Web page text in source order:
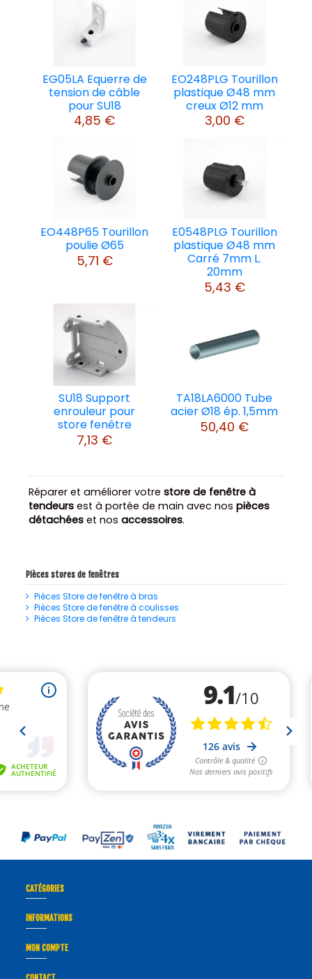
EG05LA Equerre de
tension de câble
pour SU18
4,85 €
EO248PLG Tourillon
plastique Ø48 mm
creux Ø12 mm
3,00 €
EO448P65 Tourillon
poulie Ø65
5,71 €
E0548PLG Tourillon
plastique Ø48 mm
Carré 7mm L.
20mm
5,43 €
SU18 Support
enrouleur pour
store fenêtre
7,13 €
TA18LA6000 Tube
acier Ø18 ép. 1,5mm
50,40 €
Réparer et améliorer votrestore de fenêtre à
tendeursest à portée de main avec nospièces
détachées et nosaccessoires.
Pièces stores de fenêtres
Pièces Store de fenêtre à bras
Pièces Store de fenêtre à coulisses
Pièces Store de fenêtre à tendeurs
CATÉGORIES
INFORMATIONS
MON COMPTE